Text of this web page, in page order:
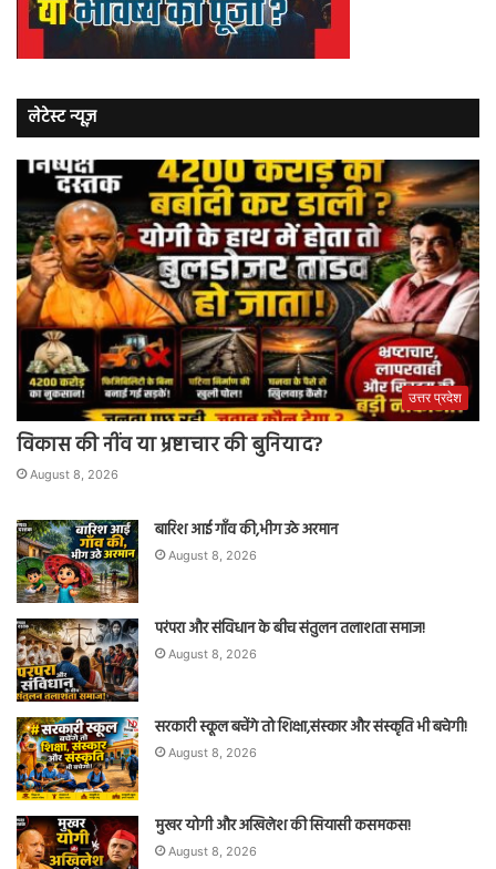
लेटेस्ट न्यूज़
उत्तर प्रदेश
विकास की नींव या भ्रष्टाचार की बुनियाद?
August 8, 2026
बारिश आई गाँव की,भीग उठे अरमान
August 8, 2026
परंपरा और संविधान के बीच संतुलन तलाशता समाज!
August 8, 2026
सरकारी स्कूल बचेंगे तो शिक्षा,संस्कार और संस्कृति भी बचेगी!
August 8, 2026
मुखर योगी और अखिलेश की सियासी कसमकस!
August 8, 2026